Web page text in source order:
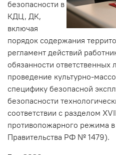
безопасности в
КДЦ, ДК,
включая
порядок содержания
регламент действий
обязанности ответственных
проведение культурно-
специфику безопасной
безопасности
соответствии с разделом
противопожарного режима
Правительства РФ № 1479).